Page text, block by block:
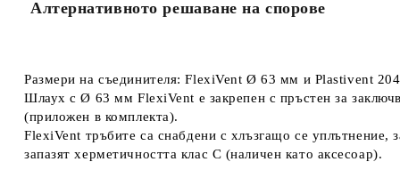
Алтернативното решаване на спорове
Размери на съединителя: FlexiVent Ø 63 мм и Plastivent
Шлаух с Ø 63 мм FlexiVent е закрепен с пръстен за
(приложен в комплекта).
FlexiVent тръбите са снабдени с хлъзгащо се уплътнение,
запазят херметичността клас С (наличен като аксесоар).